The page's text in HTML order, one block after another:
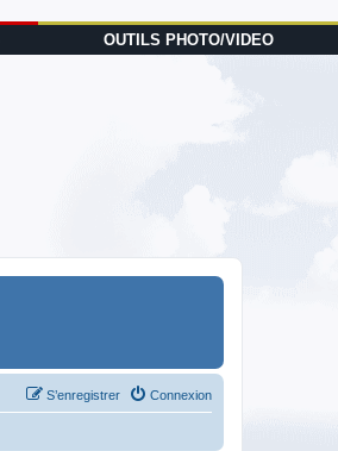
OUTILS PHOTO/VIDEO
Connexion
S’enregistrer